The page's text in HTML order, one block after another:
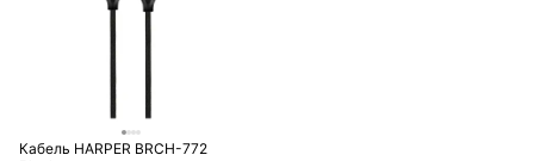
Кабель HARPER BRCH-772